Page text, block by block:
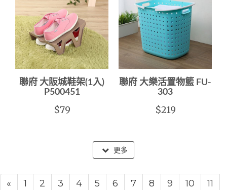
聯府 大阪城鞋架(1入)
P500451
$79
聯府 大樂活置物籃 FU-
303
$219
更多
« 1 2 3 4 5 6 7 8 9 10
11